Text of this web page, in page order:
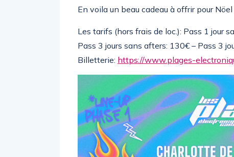
En voila un beau cadeau à offrir pour Nöel
Les tarifs (hors frais de loc.): Pass 1 jour
Pass 3 jours sans afters: 130€ – Pass 3
Billetterie: https://www.plages-